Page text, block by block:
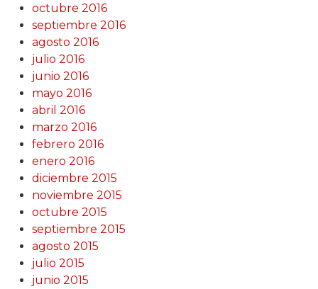
octubre 2016
septiembre 2016
agosto 2016
julio 2016
junio 2016
mayo 2016
abril 2016
marzo 2016
febrero 2016
enero 2016
diciembre 2015
noviembre 2015
octubre 2015
septiembre 2015
agosto 2015
julio 2015
junio 2015